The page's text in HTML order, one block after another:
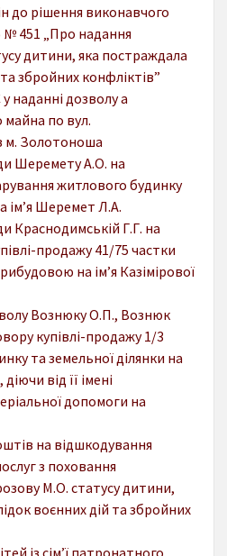
до рішення виконавчого
№ 451 „Про надання
дитини, яка постраждала
збройних конфліктів”
наданні дозволу а
майна по вул.
м. Золотоноша
Шеремету А.О. на
житлового будинку
ім’я Шеремет Л.А.
Краснодимській Г.Г. на
продажу 41/75 частки
на ім’я Казімірової
Вознюку О.П., Вознюк
купівлі-продажу 1/3
та земельної ділянки на
від її імені
допомоги на
на відшкодування
з поховання
М.О. статусу дитини,
воєнних дій та збройних
із сім’ї патронатного